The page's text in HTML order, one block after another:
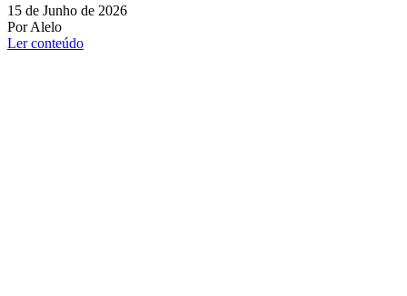
15 de Junho de 2026
Por Alelo
Ler conteúdo